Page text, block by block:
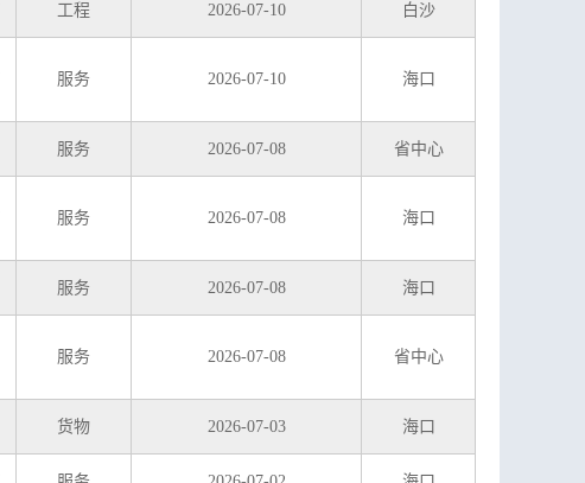
工程 2026-07-10 白沙
服务 2026-07-10 海口
服务 2026-07-08 省中心
服务 2026-07-08 海口
服务 2026-07-08 海口
服务 2026-07-08 省中心
货物 2026-07-03 海口